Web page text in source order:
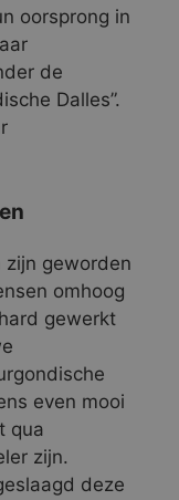
oorsprong in
de
Dalles”.
zijn geworden
omhoog
gewerkt
even mooi
qua
zijn.
deze